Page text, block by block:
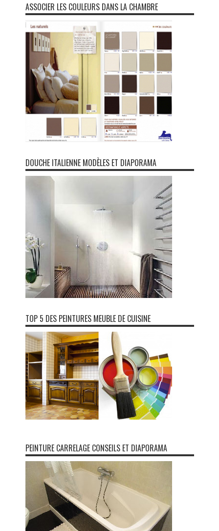
ASSOCIER LES COULEURS DANS LA CHAMBRE
DOUCHE ITALIENNE MODÈLES ET DIAPORAMA
TOP 5 DES PEINTURES MEUBLE DE CUISINE
PEINTURE CARRELAGE CONSEILS ET DIAPORAMA